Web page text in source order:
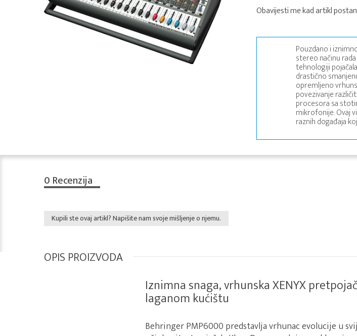
Obavijesti me kad artikl
Pouzdano i
stereo načinu
tehnologiji
drastično
opremljeno
povezivanje
procesora sa
mikrofonije. Ovaj
raznih događaja
0 Recenzija
Kupili ste ovaj artikl? Napišite nam svoje mišljenje o njemu.
OPIS PROIZVODA
Iznimna snaga, vrhunska XENYX
laganom kućištu
Behringer PMP6000 predstavlja vrhunac evolucije u